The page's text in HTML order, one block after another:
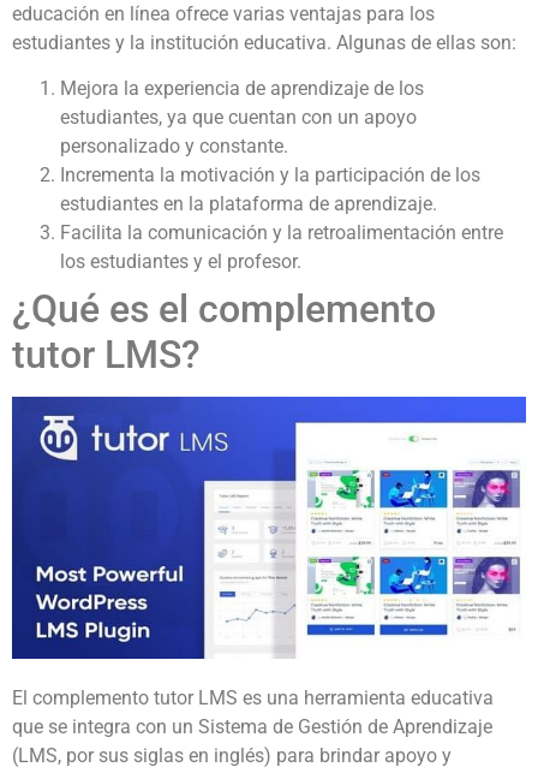
educación en línea ofrece varias ventajas para los
estudiantes y la institución educativa. Algunas de ellas son:
Mejora la experiencia de aprendizaje de los
estudiantes, ya que cuentan con un apoyo
personalizado y constante.
Incrementa la motivación y la participación de los
estudiantes en la plataforma de aprendizaje.
Facilita la comunicación y la retroalimentación entre
los estudiantes y el profesor.
¿Qué es el complemento
tutor LMS?
El complemento tutor LMS es una herramienta educativa
que se integra con un Sistema de Gestión de Aprendizaje
(LMS, por sus siglas en inglés) para brindar apoyo y